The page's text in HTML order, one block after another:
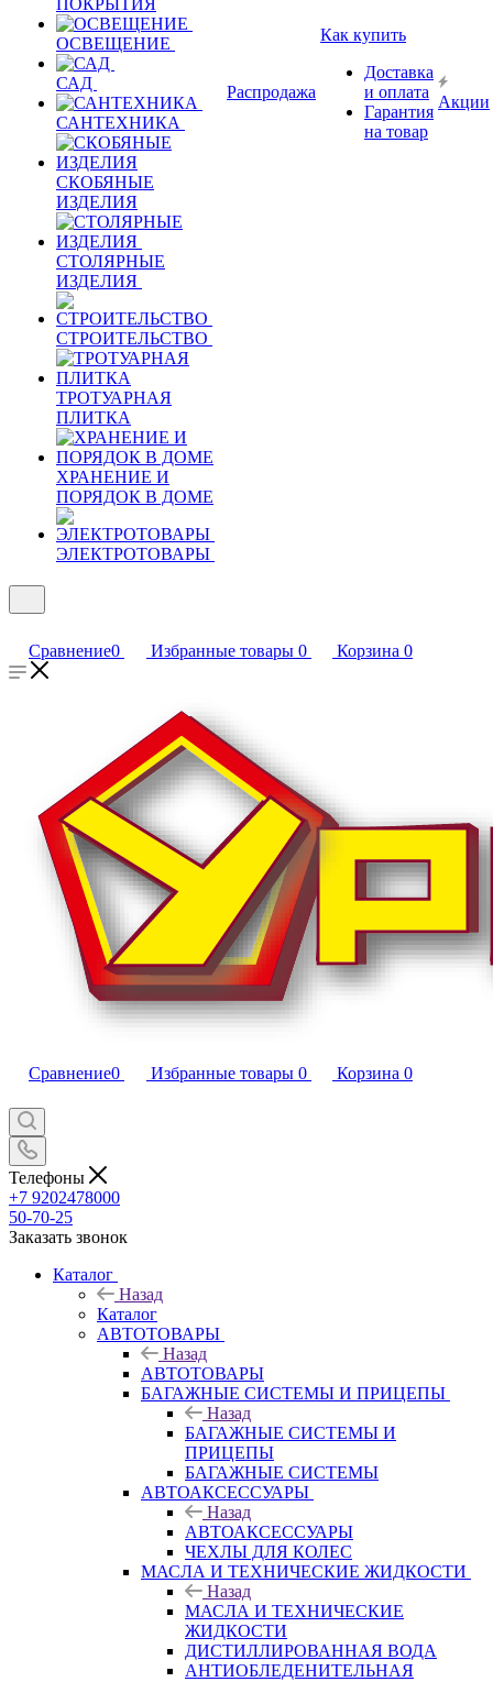
ПОКРЫТИЯ
ОСВЕЩЕНИЕ
САД
САНТЕХНИКА
СКОБЯНЫЕ
ИЗДЕЛИЯ
СТОЛЯРНЫЕ
ИЗДЕЛИЯ
СТРОИТЕЛЬСТВО
ТРОТУАРНАЯ
ПЛИТКА
ХРАНЕНИЕ И
ПОРЯДОК В ДОМЕ
ЭЛЕКТРОТОВАРЫ
Распродажа
Как купить
Доставка
и оплата
Гарантия
на товар
Акции
Сравнение0 Избранные товары 0 Корзина 0
Сравнение0 Избранные товары 0 Корзина 0
Телефоны
+7 9202478000
50-70-25
Заказать звонок
Каталог
Назад
Каталог
АВТОТОВАРЫ
Назад
АВТОТОВАРЫ
БАГАЖНЫЕ СИСТЕМЫ И ПРИЦЕПЫ
Назад
БАГАЖНЫЕ СИСТЕМЫ И
ПРИЦЕПЫ
БАГАЖНЫЕ СИСТЕМЫ
АВТОАКСЕССУАРЫ
Назад
АВТОАКСЕССУАРЫ
ЧЕХЛЫ ДЛЯ КОЛЕС
МАСЛА И ТЕХНИЧЕСКИЕ ЖИДКОСТИ
Назад
МАСЛА И ТЕХНИЧЕСКИЕ
ЖИДКОСТИ
ДИСТИЛЛИРОВАННАЯ ВОДА
АНТИОБЛЕДЕНИТЕЛЬНАЯ